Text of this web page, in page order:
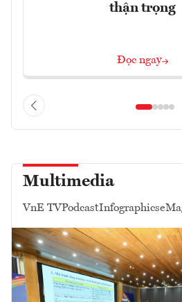
thận trọng
Đọc ngay
Multimedia
VnE TVPodcastInfographics